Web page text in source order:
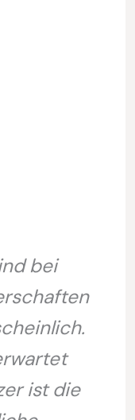
bei
ist die